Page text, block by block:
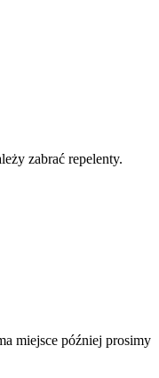
zabrać repelenty.
miejsce później prosimy